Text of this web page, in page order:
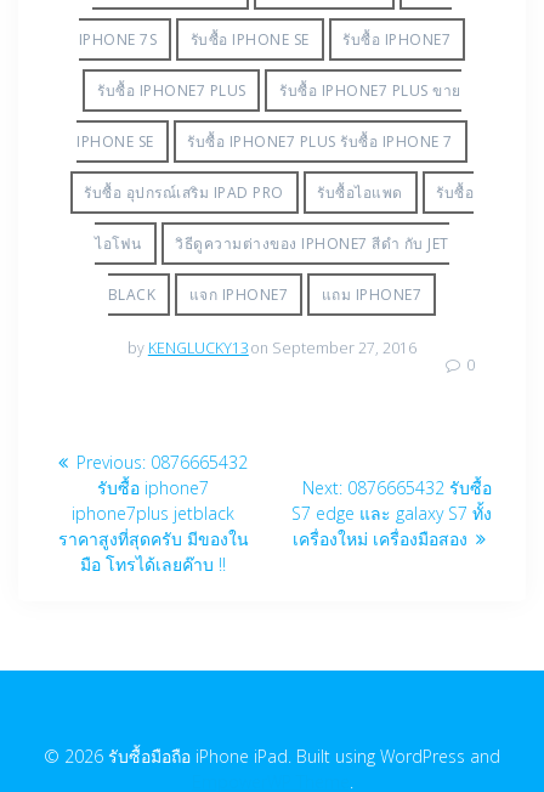
IPHONE 7S รับซื้อ IPHONE SE รับซื้อ IPHONE7
รับซื้อ IPHONE7 PLUS รับซื้อ IPHONE7 PLUS ขาย
IPHONE SE รับซื้อ IPHONE7 PLUS รับซื้อ IPHONE 7
รับซื้อ อุปกรณ์เสริม IPAD PRO รับซื้อไอแพด รับซื้อ
ไอโฟน วิธีดูความต่างของ IPHONE7 สีดำ กับ JET
BLACK แจก IPHONE7 แถม IPHONE7
by KENGLUCKY13on September 27, 2016
0
Post
navigation
Previous: Previous
post:
0876665432
รับซื้อ iphone7
iphone7plus jetblack
ราคาสูงที่สุดครับ มีของใน
มือ โทรได้เลยค๊าบ !!
Next: Next
post:
0876665432 รับซื้อ
S7 edge และ galaxy S7 ทั้ง
เครื่องใหม่ เครื่องมือสอง
© 2026 รับซื้อมือถือ iPhone iPad. Built using WordPress and
.